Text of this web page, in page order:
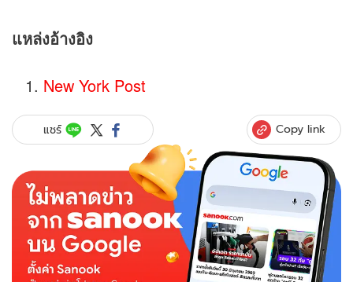
แหล่งอ้างอิง
New York Post
แชร์ Copy link